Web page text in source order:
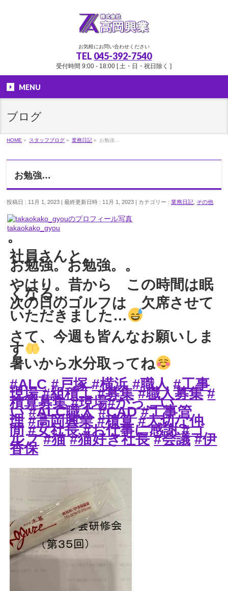
お気軽にお問い合わせください
TEL 045-392-7540
受付時間 9:00 - 18:00 [ 土・日・祝日除く ]
MENU
ブログ
HOME » スタッフブログ » 業務日記 » お勉強…
お勉強…
投稿日 : 11月 1, 2023 最終更新日時 : 11月 1, 2023 カテゴリー :業務日記 その他
takaokako_gyou
。
社員さんと。
お勉強。お勉強。。
やはり。昔から この時間は眠
くなる…
次の日のゴルフは 欠席させて
いただきました…
さて、今週も皆んなお願いしま
す
暑いから水分取ってね
#ALC #戸塚 #横浜 #職人 #工事
現場 #組積工 #募集 #職人募集 #
積算募集 #現場#かっこい
い #ALC職人 #CAD #工事管
理 #高岡興業 #積算 #大切な仲
間 #女社長 #お仕事に感謝 #ゴ
ルフ #猫 #猫好き社長 #会議 #伊
香保